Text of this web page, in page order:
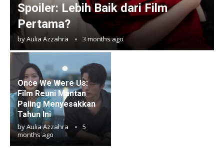
Spoiler: Lebih Baik dari Film
Pertama?
byAulia Azzahra 3 months ago
Once We Were Us:
Film Reuni Mantan
Paling Menyesakkan
Tahun Ini
byAulia Azzahra
5
months ago